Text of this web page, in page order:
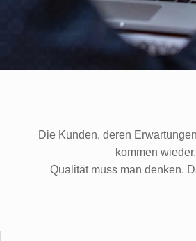
Die Kunden, deren
kommen wieder.
Qualität muss man denken.